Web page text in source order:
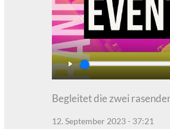
Play
Begleitet die zwei
12. September 2023 - 37:21